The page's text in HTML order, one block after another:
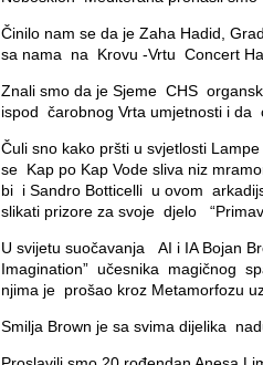
Činilo nam se da je Zaha Hadid,
sa nama na Krovu -Vrtu Concert
Znali smo da je Sjeme CHS
ispod čarobnog Vrta umjetnosti i da
Čuli sno kako pršti u svjetlosti
se Kap po Kap Vode sliva niz
bi i Sandro Botticelli u ovom
slikati prizore za svoje djelo
U svijetu suočavanja AI i IA Bojan
Imagination” učesnika magičnog
njima je prošao kroz Metamorfozu
Smilja Brown je sa svima dijelika